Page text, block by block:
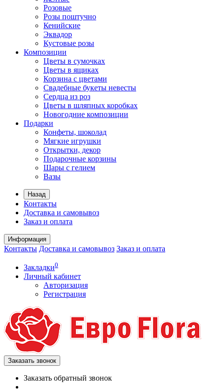
Розовые
Розы поштучно
Кенийские
Эквадор
Кустовые розы
Композиции
Цветы в сумочках
Цветы в ящиках
Корзина с цветами
Свадебные букеты невесты
Сердца из роз
Цветы в шляпных коробках
Новогодние композиции
Подарки
Конфеты, шоколад
Мягкие игрушки
Открытки, декор
Подарочные корзины
Шары с гелием
Вазы
Назад
Контакты
Доставка и самовывоз
Заказ и оплата
Информация
Контакты Доставка и самовывоз Заказ и оплата
Закладки0
Личный кабинет
Авторизация
Регистрация
Заказать звонок
Заказать обратный звонок